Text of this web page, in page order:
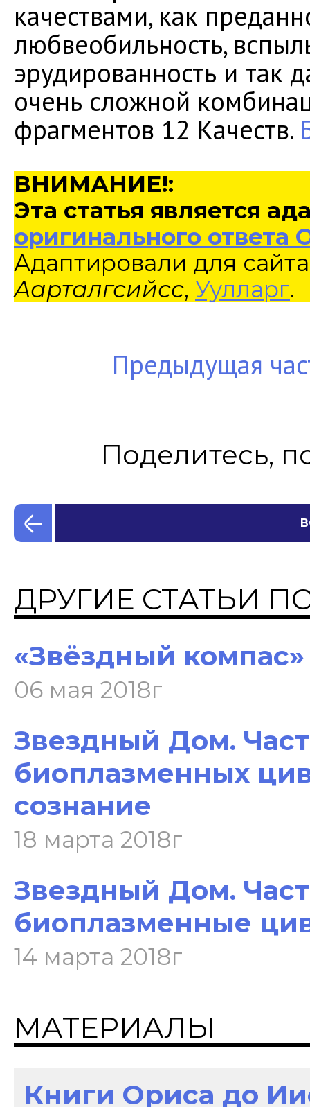
качествами, как
любвеобильность,
эрудированность и так
очень сложной
фрагментов 12 Качеств.
ВНИМАНИЕ!:
Эта статья является
оригинального ответа
Адаптировали для
Аарталгсийсс, Уулларг.
Предыдущая
Поделитесь,
ДРУГИЕ СТАТЬИ
«Звёздный компас»
06 мая 2018г
Звездный Дом.
биоплазменных
сознание
18 марта 2018г
Звездный Дом.
биоплазменные
14 марта 2018г
МАТЕРИАЛЫ
Книги Ориса до